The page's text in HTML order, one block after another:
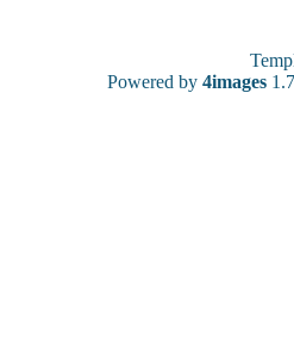
Powered by 4images